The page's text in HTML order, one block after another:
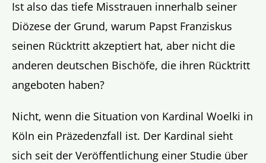
Ist also das tiefe Misstrauen innerhalb seiner
Diözese der Grund, warum Papst Franziskus
seinen Rücktritt akzeptiert hat, aber nicht die
anderen deutschen Bischöfe, die ihren Rücktritt
angeboten haben?
Nicht, wenn die Situation von Kardinal Woelki in
Köln ein Präzedenzfall ist. Der Kardinal sieht
sich seit der Veröffentlichung einer Studie über